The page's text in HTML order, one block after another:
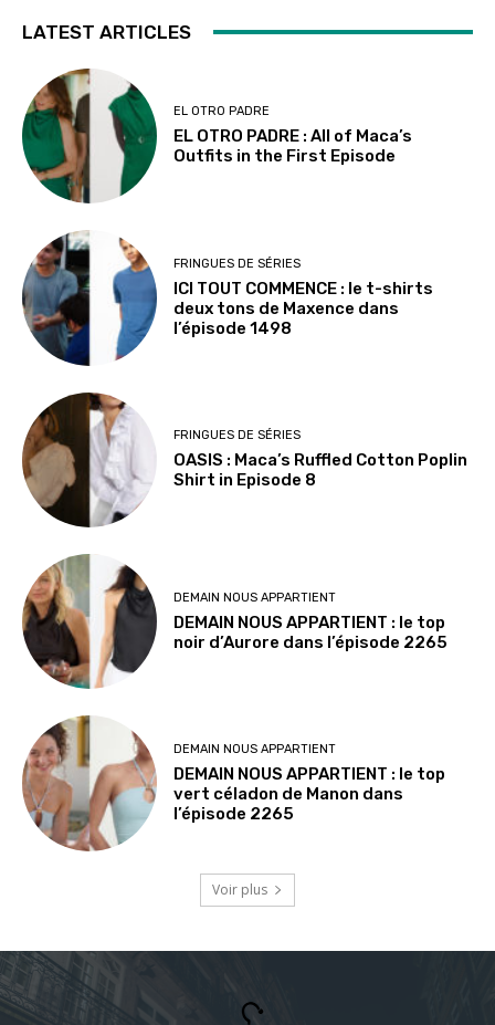
LATEST ARTICLES
EL OTRO PADRE
EL OTRO PADRE : All of Maca’s
Outfits in the First Episode
FRINGUES DE SÉRIES
ICI TOUT COMMENCE : le t-shirts
deux tons de Maxence dans
l’épisode 1498
FRINGUES DE SÉRIES
OASIS : Maca’s Ruffled Cotton Poplin
Shirt in Episode 8
DEMAIN NOUS APPARTIENT
DEMAIN NOUS APPARTIENT : le top
noir d’Aurore dans l’épisode 2265
DEMAIN NOUS APPARTIENT
DEMAIN NOUS APPARTIENT : le top
vert céladon de Manon dans
l’épisode 2265
Voir plus